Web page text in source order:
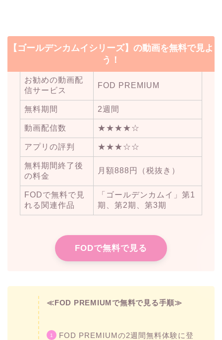
【ゴールデンカムイシリーズ】の動画を無料で見よ
う！
お勧めの動画配
信サービス
FOD PREMIUM
無料期間 2週間
動画配信数 ★★★★☆
アプリの評判 ★★★☆☆
無料期間終了後
の料金
月額888円（税抜き）
FODで無料で見
れる関連作品
「ゴールデンカムイ」第1
期、第2期、第3期
FODで無料で見る
≪FOD PREMIUMで無料で見る手順≫
FOD PREMIUMの2週間無料体験に登